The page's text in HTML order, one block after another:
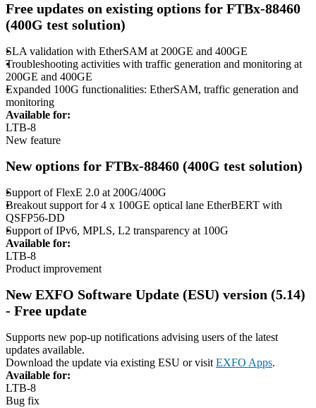
Free updates on existing options for FTBx-88460
(400G test solution)
SLA validation with EtherSAM at 200GE and 400GE
Troubleshooting activities with traffic generation and monitoring at
200GE and 400GE
Expanded 100G functionalities: EtherSAM, traffic generation and
monitoring
Available for:
LTB-8
New feature
New options for FTBx-88460 (400G test solution)
Support of FlexE 2.0 at 200G/400G
Breakout support for 4 x 100GE optical lane EtherBERT with
QSFP56-DD
Support of IPv6, MPLS, L2 transparency at 100G
Available for:
LTB-8
Product improvement
New EXFO Software Update (ESU) version (5.14)
- Free update
Supports new pop-up notifications advising users of the latest
updates available.
Download the update via existing ESU or visit EXFO Apps.
Available for:
LTB-8
Bug fix